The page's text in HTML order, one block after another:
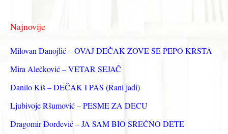
а
з
а
Najnovije
Milovan Danojlić – OVAJ DEČAK ZOVE SE PEPO KRSTA
Mira Alečković – VETAR SEJAČ
Danilo Kiš – DEČAK I PAS (Rani jadi)
Ljubivoje Ršumović – PESME ZA DECU
Dragomir Đorđević – JA SAM BIO SREĆNO DETE